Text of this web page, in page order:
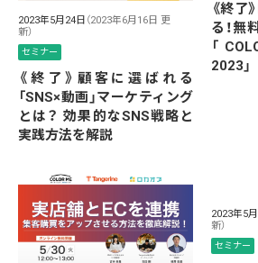
2023年5月24日 （2023年6月16日 更
新）
セミナー
《終了》顧客に選ばれる
「SNS×動画」マーケティング
とは？ 効果的なSNS戦略と
実践方法を解説
《終了
る！無
「
2023」
2023年5
新）
セミナー